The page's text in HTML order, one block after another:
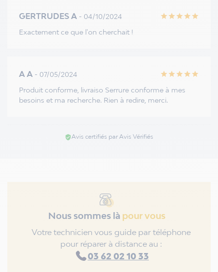
GERTRUDES A - 04/10/2024 star star star star star
Exactement ce que l'on cherchait !
A A - 07/05/2024 star star star star star
Produit conforme, livraiso Serrure conforme à mes
besoins et ma recherche. Rien à redire, merci.
verified_userAvis certifiés par Avis Vérifiés
Nous sommes là pour vous
Votre technicien vous guide par téléphone
pour réparer à distance au :
03 62 02 10 33